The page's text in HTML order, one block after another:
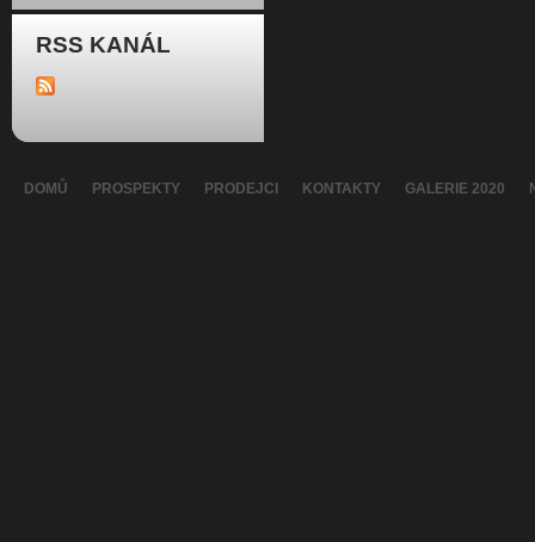
RSS KANÁL
DOMŮ PROSPEKTY PRODEJCI KONTAKTY GALERIE 2020